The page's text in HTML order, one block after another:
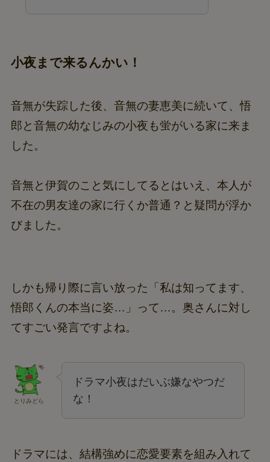
小夜まで来るんかい！
音無が失踪した後、音無の妻恵美に続いて、悟
郎と音無の幼なじみの小夜も蛍がいる家に来ま
した。
音無と伊賀のこと気にしてるとはいえ、本人が
不在の男友達の家に行くか普通？と疑問が浮か
びました。
しかも帰り際に言い放った「私は知ってます、
悟郎くんの本当に姿…」って…。奥さんに対し
てすごい発言ですよね。
とりみどら
ドラマ小夜はだいぶ嫌なやつだ
な！
ドラマには、結構強めに恋愛要素を組み入れて